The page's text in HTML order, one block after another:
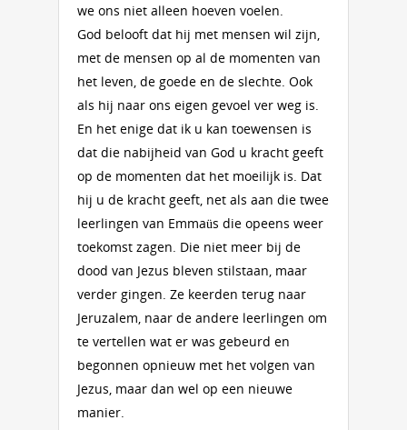
we ons niet alleen hoeven voelen.
God belooft dat hij met mensen wil zijn,
met de mensen op al de momenten van
het leven, de goede en de slechte. Ook
als hij naar ons eigen gevoel ver weg is.
En het enige dat ik u kan toewensen is
dat die nabijheid van God u kracht geeft
op de momenten dat het moeilijk is. Dat
hij u de kracht geeft, net als aan die twee
leerlingen van Emmaüs die opeens weer
toekomst zagen. Die niet meer bij de
dood van Jezus bleven stilstaan, maar
verder gingen. Ze keerden terug naar
Jeruzalem, naar de andere leerlingen om
te vertellen wat er was gebeurd en
begonnen opnieuw met het volgen van
Jezus, maar dan wel op een nieuwe
manier.